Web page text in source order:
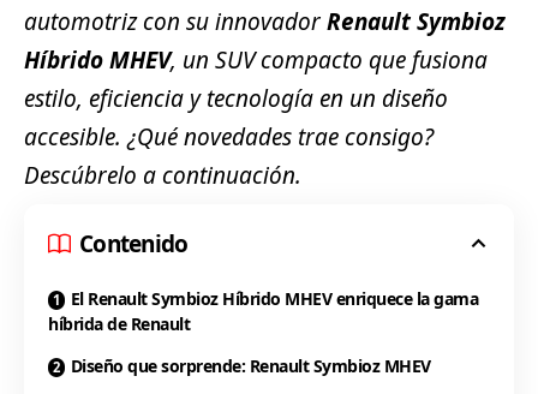
automotriz con su innovadorRenault Symbioz
Híbrido MHEV, un SUV compacto que fusiona
estilo, eficiencia y tecnología en un diseño
accesible. ¿Qué novedades trae consigo?
Descúbrelo a continuación.
Contenido
El Renault Symbioz Híbrido MHEV enriquece la gama
híbrida de Renault
Diseño que sorprende: Renault Symbioz MHEV